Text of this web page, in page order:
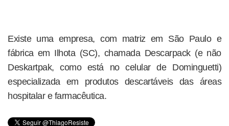
Existe uma empresa, com matriz em São Paulo e
fábrica em Ilhota (SC), chamada Descarpack (e não
Deskartpak, como está no celular de Dominguetti)
especializada em produtos descartáveis das áreas
hospitalar e farmacêutica.